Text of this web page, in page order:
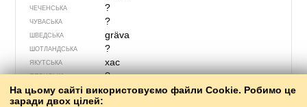
ЧЕЧЕНСЬКА ?
ЧУВАСЬКА ?
ШВЕДСЬКА gräva
ШОТЛАНДСЬКА ?
ЯКУТСЬКА хас
ЯПОНСЬКА ?
На цьому сайті використовуємо файли Cookie. Робимо це
заради двох цілей: